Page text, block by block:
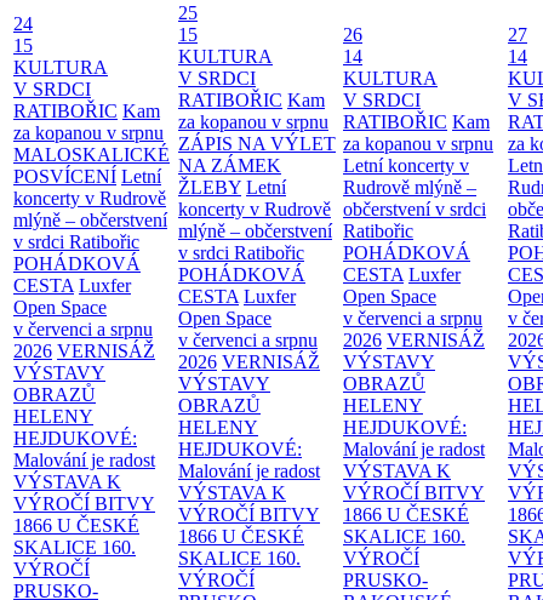
24
15
KULTURA
V SRDCI
RATIBOŘIC Kam
za kopanou v srpnu
MALOSKALICKÉ
POSVÍCENÍ Letní
koncerty v Rudrově
mlýně – občerstvení
v srdci Ratibořic
POHÁDKOVÁ
CESTA Luxfer
Open Space
v červenci a srpnu
2026 VERNISÁŽ
VÝSTAVY
OBRAZŮ
HELENY
HEJDUKOVÉ:
Malování je radost
VÝSTAVA K
VÝROČÍ BITVY
1866 U ČESKÉ
SKALICE 160.
VÝROČÍ
PRUSKO-
25
15
KULTURA
V SRDCI
RATIBOŘIC Kam
za kopanou v srpnu
ZÁPIS NA VÝLET
NA ZÁMEK
ŽLEBY Letní
koncerty v Rudrově
mlýně – občerstvení
v srdci Ratibořic
POHÁDKOVÁ
CESTA Luxfer
Open Space
v červenci a srpnu
2026 VERNISÁŽ
VÝSTAVY
OBRAZŮ
HELENY
HEJDUKOVÉ:
Malování je radost
VÝSTAVA K
VÝROČÍ BITVY
1866 U ČESKÉ
SKALICE 160.
VÝROČÍ
26
14
KULTURA
V SRDCI
RATIBOŘIC Kam
za kopanou v srpnu
Letní koncerty v
Rudrově mlýně –
občerstvení v srdci
Ratibořic
POHÁDKOVÁ
CESTA Luxfer
Open Space
v červenci a srpnu
2026 VERNISÁŽ
VÝSTAVY
OBRAZŮ
HELENY
HEJDUKOVÉ:
Malování je radost
VÝSTAVA K
VÝROČÍ BITVY
1866 U ČESKÉ
SKALICE 160.
VÝROČÍ
PRUSKO-
27
14
V
za
v